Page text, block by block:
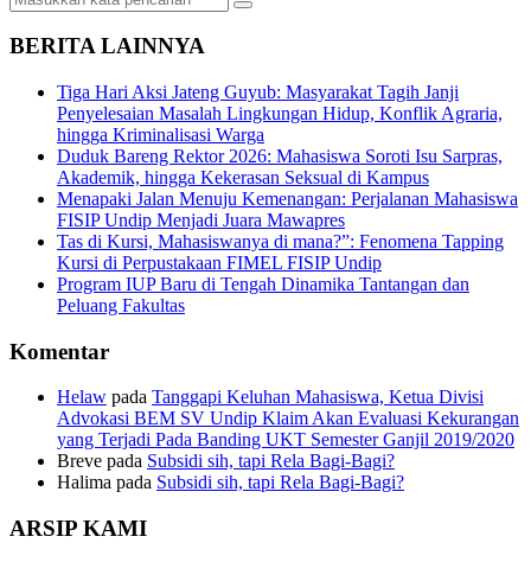
BERITA LAINNYA
Tiga Hari Aksi Jateng Guyub: Masyarakat Tagih Janji
Penyelesaian Masalah Lingkungan Hidup, Konflik Agraria,
hingga Kriminalisasi Warga
Duduk Bareng Rektor 2026: Mahasiswa Soroti Isu Sarpras,
Akademik, hingga Kekerasan Seksual di Kampus
Menapaki Jalan Menuju Kemenangan: Perjalanan Mahasiswa
FISIP Undip Menjadi Juara Mawapres
Tas di Kursi, Mahasiswanya di mana?”: Fenomena Tapping
Kursi di Perpustakaan FIMEL FISIP Undip
Program IUP Baru di Tengah Dinamika Tantangan dan
Peluang Fakultas
Komentar
Helaw pada Tanggapi Keluhan Mahasiswa, Ketua Divisi
Advokasi BEM SV Undip Klaim Akan Evaluasi Kekurangan
yang Terjadi Pada Banding UKT Semester Ganjil 2019/2020
Breve pada Subsidi sih, tapi Rela Bagi-Bagi?
Halima pada Subsidi sih, tapi Rela Bagi-Bagi?
ARSIP KAMI